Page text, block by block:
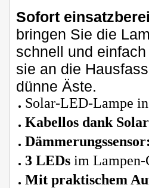
Sofort
bringen Sie die
schnell und
sie an die
dünne Äste.
Solar-LED-Lampe
Kabellos dank
3 LEDs im Lampen-
Mit praktischem